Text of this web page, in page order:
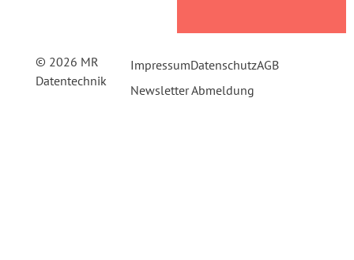
ImpressumDatenschutzAGB
Newsletter Abmeldung
© 2026 MR
Datentechnik